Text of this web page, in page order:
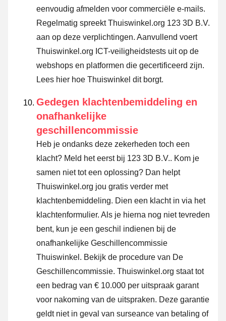
eenvoudig afmelden voor commerciële e-mails.
Regelmatig spreekt Thuiswinkel.org 123 3D B.V.
aan op deze verplichtingen. Aanvullend voert
Thuiswinkel.org ICT-veiligheidstests uit op de
webshops en platformen die gecertificeerd zijn.
Lees hier hoe Thuiswinkel dit borgt.
Gedegen klachtenbemiddeling en
onafhankelijke
geschillencommissie
Heb je ondanks deze zekerheden toch een
klacht? Meld het eerst bij 123 3D B.V.. Kom je
samen niet tot een oplossing? Dan helpt
Thuiswinkel.org jou gratis verder met
klachtenbemiddeling. Dien een klacht in via het
klachtenformulier. Als je hierna nog niet tevreden
bent, kun je een geschil indienen bij de
onafhankelijke Geschillencommissie
Thuiswinkel. Bekijk de procedure van De
Geschillencommissie. Thuiswinkel.org staat tot
een bedrag van € 10.000 per uitspraak garant
voor nakoming van de uitspraken. Deze garantie
geldt niet in geval van surseance van betaling of